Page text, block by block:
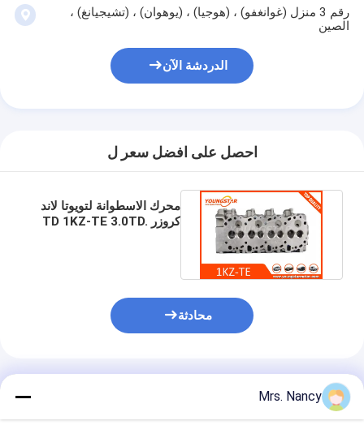
مضخة قيادة السيارة
غماز صمام المحرك
رقم 3 منزل (غوانغفو) ، (هوجيا) ، (يوهوان) ، (تشيجيانغ) ،
الصين
الدردشة الآن
احصل على افضل سعر ل
محرك الاسطوانة لتويوتا لاند
كروزر TD 1KZ-TE 3.0TD.
محادثة
المنتجات الموصى بها
Mrs. Nancy